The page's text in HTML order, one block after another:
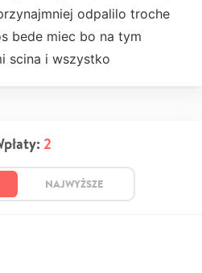
odpalilo troche
bede miec bo na tym
scina i wszystko
2
NAJWYŻSZE